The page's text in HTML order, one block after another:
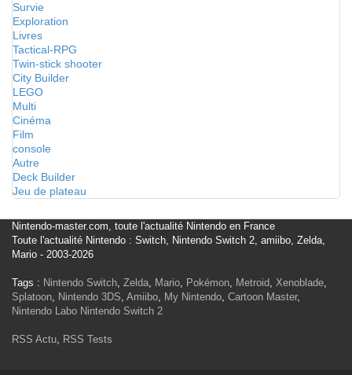
Survie
Exploration
Livres
Tactical-RPG
Twin-stick shooter
City Builder
LEGO
Multi
Cinéma
Film
console
Autre
Deck Builder
Jeu de plateau
Nintendo-master.com, toute l'actualité Nintendo en France
Toute l'actualité Nintendo : Switch, Nintendo Switch 2, amiibo, Zelda,
Mario - 2003-2026
Tags : Nintendo Switch, Zelda, Mario, Pokémon, Metroid, Xenoblade,
Splatoon, Nintendo 3DS, Amiibo, My Nintendo, Cartoon Master,
Nintendo Labo Nintendo Switch 2
RSS Actu, RSS Tests